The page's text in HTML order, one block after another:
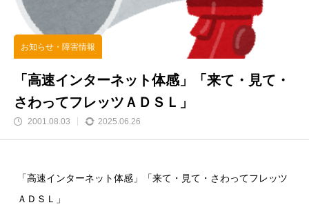
お知らせ・障害情報
「高速インターネット体感」「来て・見て・
さわってフレッツＡＤＳＬ」
2001.08.03 2025.06.26
「高速インターネット体感」「来て・見て・さわってフレッツ
ＡＤＳＬ」